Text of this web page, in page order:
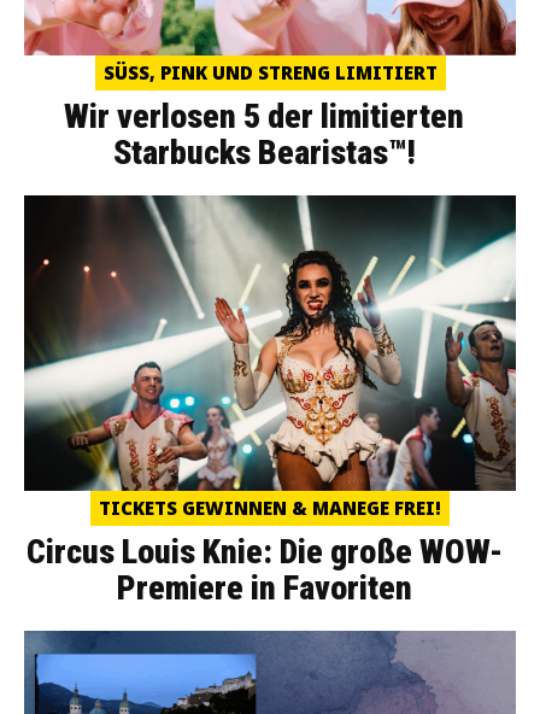
SÜSS, PINK UND STRENG LIMITIERT
Wir verlosen 5 der limitierten
Starbucks Bearistas™!
TICKETS GEWINNEN & MANEGE FREI!
Circus Louis Knie: Die große WOW-
Premiere in Favoriten